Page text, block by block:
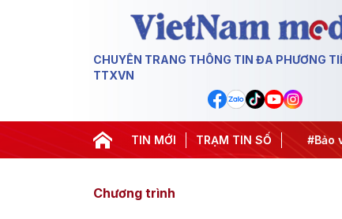
CHUYÊN TRANG THÔNG TIN ĐA PHƯƠNG
TTXVN
TIN MỚI TRẠM TIN SỐ
#Căng thẳng Trung Đông #An ninh năng lượng #Bảo
Chương trình